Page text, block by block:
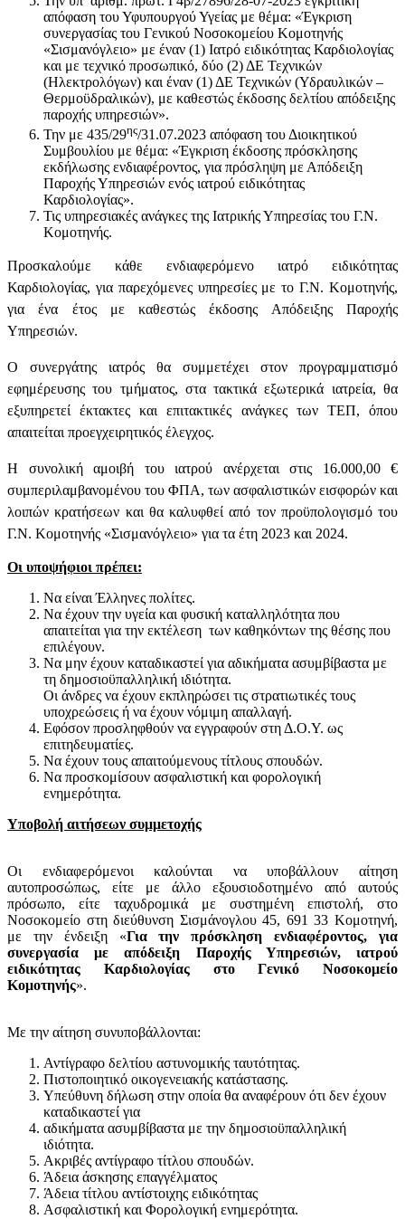
απόφαση του Υφυπουργού Υγείας με θέμα: «Έγκριση
συνεργασίας του Γενικού Νοσοκομείου Κομοτηνής
«Σισμανόγλειο» με έναν (1) Ιατρό ειδικότητας Καρδιολογίας
και με τεχνικό προσωπικό, δύο (2) ΔΕ Τεχνικών
(Ηλεκτρολόγων) και έναν (1) ΔΕ Τεχνικών (Υδραυλικών –
Θερμοϋδραλικών), με καθεστώς έκδοσης δελτίου απόδειξης
παροχής υπηρεσιών».
Την με 435/29ης/31.07.2023 απόφαση του Διοικητικού
Συμβουλίου με θέμα: «Έγκριση έκδοσης πρόσκλησης
εκδήλωσης ενδιαφέροντος, για πρόσληψη με Απόδειξη
Παροχής Υπηρεσιών ενός ιατρού ειδικότητας
Καρδιολογίας».
Τις υπηρεσιακές ανάγκες της Ιατρικής Υπηρεσίας του Γ.Ν.
Κομοτηνής.
Προσκαλούμε κάθε ενδιαφερόμενο ιατρό ειδικότητας
Καρδιολογίας, για παρεχόμενες υπηρεσίες με το Γ.Ν. Κομοτηνής,
για ένα έτος με καθεστώς έκδοσης Απόδειξης Παροχής
Υπηρεσιών.
Ο συνεργάτης ιατρός θα συμμετέχει στον προγραμματισμό
εφημέρευσης του τμήματος, στα τακτικά εξωτερικά ιατρεία, θα
εξυπηρετεί έκτακτες και επιτακτικές ανάγκες των ΤΕΠ, όπου
απαιτείται προεγχειρητικός έλεγχος.
Η συνολική αμοιβή του ιατρού ανέρχεται στις 16.000,00 €
συμπεριλαμβανομένου του ΦΠΑ, των ασφαλιστικών εισφορών και
λοιπών κρατήσεων και θα καλυφθεί από τον προϋπολογισμό του
Γ.Ν. Κομοτηνής «Σισμανόγλειο» για τα έτη 2023 και 2024.
Οι υποψήφιοι πρέπει:
Να είναι Έλληνες πολίτες.
Να έχουν την υγεία και φυσική καταλληλότητα που
απαιτείται για την εκτέλεση των καθηκόντων της θέσης που
επιλέγουν.
Να μην έχουν καταδικαστεί για αδικήματα ασυμβίβαστα με
τη δημοσιοϋπαλληλική ιδιότητα.
Οι άνδρες να έχουν εκπληρώσει τις στρατιωτικές τους
υποχρεώσεις ή να έχουν νόμιμη απαλλαγή.
Εφόσον προσληφθούν να εγγραφούν στη Δ.Ο.Υ. ως
επιτηδευματίες.
Να έχουν τους απαιτούμενους τίτλους σπουδών.
Να προσκομίσουν ασφαλιστική και φορολογική
ενημερότητα.
Υποβολή αιτήσεων συμμετοχής
Οι ενδιαφερόμενοι καλούνται να υποβάλλουν αίτηση
αυτοπροσώπως, είτε με άλλο εξουσιοδοτημένο από αυτούς
πρόσωπο, είτε ταχυδρομικά με συστημένη επιστολή, στο
Νοσοκομείο στη διεύθυνση Σισμάνογλου 45, 691 33 Κομοτηνή,
με την ένδειξη «Για την
πρόσκληση ενδιαφέροντος, για
συνεργασία με απόδειξη Παροχής Υπηρεσιών, ιατρού
ειδικότητας Καρδιολογίας
στο Γενικό Νοσοκομείο
Κομοτηνής».
Με την αίτηση συνυποβάλλονται:
Αντίγραφο δελτίου αστυνομικής ταυτότητας.
Πιστοποιητικό οικογενειακής κατάστασης.
Υπεύθυνη δήλωση στην οποία θα αναφέρουν ότι δεν έχουν
καταδικαστεί για
αδικήματα ασυμβίβαστα με την δημοσιοϋπαλληλική
ιδιότητα.
Ακριβές αντίγραφο τίτλου σπουδών.
Άδεια άσκησης επαγγέλματος
Άδεια τίτλου αντίστοιχης ειδικότητας
Ασφαλιστική και Φορολογική ενημερότητα.